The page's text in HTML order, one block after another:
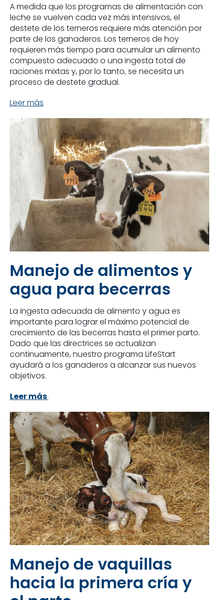
A medida que los programas de alimentación con
leche se vuelven cada vez más intensivos, el
destete de los terneros requiere más atención por
parte de los ganaderos. Los terneros de hoy
requieren más tiempo para acumular un alimento
compuesto adecuado o una ingesta total de
raciones mixtas y, por lo tanto, se necesita un
proceso de destete gradual.
Leer más
Manejo de alimentos y
agua para becerras
La ingesta adecuada de alimento y agua es
importante para lograr el máximo potencial de
crecimiento de las becerras hasta el primer parto.
Dado que las directrices se actualizan
continuamente, nuestro programa LifeStart
ayudará a los ganaderos a alcanzar sus nuevos
objetivos.
Leer más
Manejo de vaquillas
hacia la primera cría y